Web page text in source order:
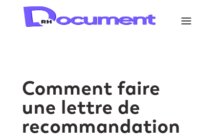
Comment faire
une lettre de
recommandation